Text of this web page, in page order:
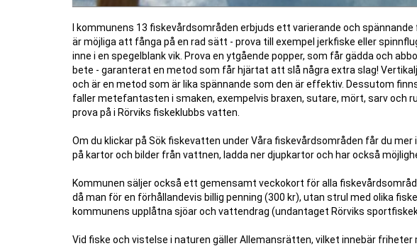
I kommunens 13 fiskevårdsområden erbjuds ett varierande och
är möjliga att fånga på en rad sätt - prova till exempel jerkfiske eller
inne i en spegelblank vik. Prova en ytgående popper, som får gädda och
bete - garanterat en metod som får hjärtat att slå några extra slag!
och är en metod som är lika spännande som den är effektiv. Dessutom
faller metefantasten i smaken, exempelvis braxen, sutare, mört, sarv och
prova på i Rörviks fiskeklubbs vatten.
Om du klickar på Sök fiskevatten under Våra fiskevårdsområden får du
på kartor och bilder från vattnen, ladda ner djupkartor och har också
Kommunen säljer också ett gemensamt veckokort för alla
då man för en förhållandevis billig penning (300 kr), utan strul med olika
kommunens upplåtna sjöar och vattendrag (undantaget Rörviks
Vid fiske och vistelse i naturen gäller Allemansrätten, vilket innebär